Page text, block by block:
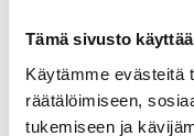
Tämä sivusto
Käytämme evästeitä
räätälöimiseen,
tukemiseen ja
SALE SALE